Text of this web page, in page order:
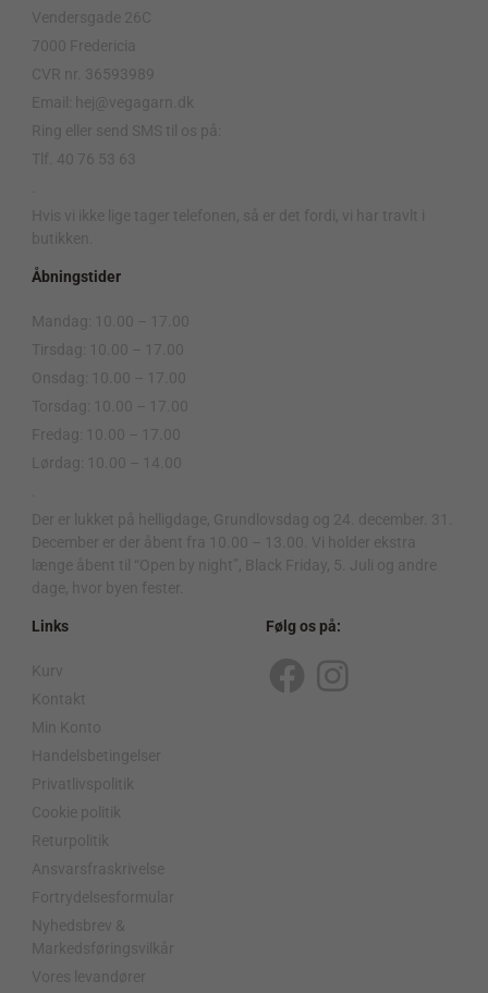
Vendersgade 26C
7000 Fredericia
CVR nr. 36593989
Email: hej@vegagarn.dk
Ring eller send SMS til os på:
Tlf. 40 76 53 63
Hvis vi ikke lige tager telefonen, så er det fordi, vi har travlt i
butikken.
Åbningstider
Mandag: 10.00 – 17.00
Tirsdag: 10.00 – 17.00
Onsdag: 10.00 – 17.00
Torsdag: 10.00 – 17.00
Fredag: 10.00 – 17.00
Lørdag: 10.00 – 14.00
Der er lukket på helligdage, Grundlovsdag og 24. december. 31.
December er der åbent fra 10.00 – 13.00. Vi holder ekstra
længe åbent til “Open by night”, Black Friday, 5. Juli og andre
dage, hvor byen fester.
Links
Kurv
Kontakt
Min Konto
Handelsbetingelser
Privatlivspolitik
Cookie politik
Returpolitik
Ansvarsfraskrivelse
Fortrydelsesformular
Nyhedsbrev &
Markedsføringsvilkår
Vores levandører
Følg os på:
F
I